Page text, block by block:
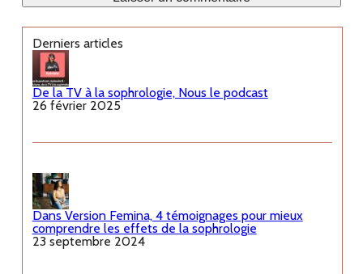
Derniers articles
De la TV à la sophrologie, Nous le podcast
26 février 2025
Dans Version Femina, 4 témoignages pour mieux
comprendre les effets de la sophrologie
23 septembre 2024